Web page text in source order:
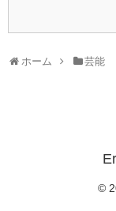
ホーム 芸能
©